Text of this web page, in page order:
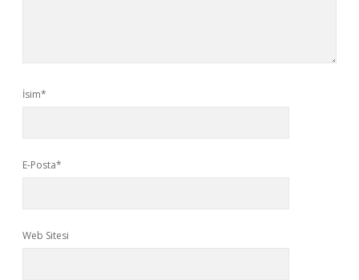
İsim*
E-Posta*
Web Sitesi